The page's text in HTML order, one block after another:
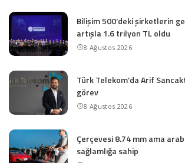
Bilişim 500’deki şirketlerin
artışla 1.6 trilyon TL oldu
8 Ağustos 2026
Türk Telekom’da Arif
görev
8 Ağustos 2026
Çerçevesi 8.74 mm ama
sağlamlığa sahip